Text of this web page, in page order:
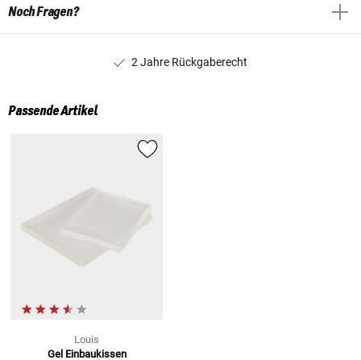
Noch Fragen?
2 Jahre Rückgaberecht
Passende Artikel
Louis
Gel Einbaukissen